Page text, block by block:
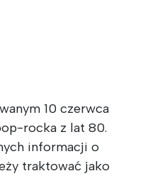
10 czerwca
rocka z lat 80.
informacji o
traktować jako